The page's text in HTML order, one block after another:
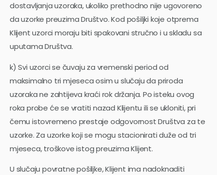
dostavljanja uzoraka, ukoliko prethodno nije ugovoreno
da uzorke preuzima Društvo. Kod pošiljki koje otprema
Klijent uzorci moraju biti spakovani stručno i u skladu sa
uputama Društva.
k) Svi uzorci se čuvaju za vremenski period od
maksimalno tri mjeseca osim u slučaju da priroda
uzoraka ne zahtijeva kraći rok držanja. Po isteku ovog
roka probe će se vratiti nazad Klijentu ili se ukloniti, pri
čemu istovremeno prestaje odgovornost Društva za te
uzorke. Za uzorke koji se mogu stacionirati duže od tri
mjeseca, troškove istog preuzima Klijent.
U slučaju povratne pošiljke, Klijent ima nadoknaditi